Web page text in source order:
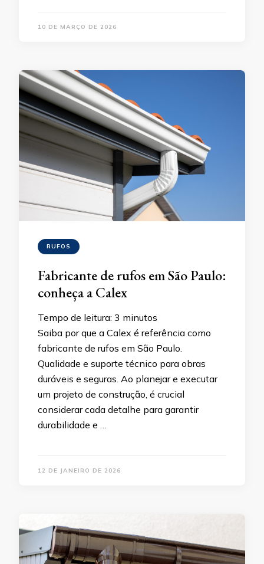
10 DE MARÇO DE 2026
RUFOS
Fabricante de rufos em São Paulo:
conheça a Calex
Tempo de leitura: 3 minutos
Saiba por que a Calex é referência como
fabricante de rufos em São Paulo.
Qualidade e suporte técnico para obras
duráveis e seguras. Ao planejar e executar
um projeto de construção, é crucial
considerar cada detalhe para garantir
durabilidade e …
12 DE JANEIRO DE 2026